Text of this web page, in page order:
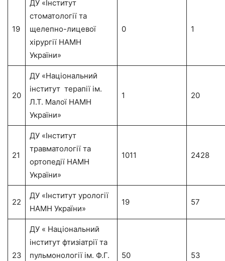
19
ДУ «Інститут
стоматології та
щелепно-лицевої
хірургії НАМН
України»
0 1
20
ДУ «Національний
інститут терапії ім.
Л.Т. Малої НАМН
України»
1 20
21
ДУ «Інститут
травматології та
ортопедії НАМН
України»
1011 2428
22
ДУ «Інститут урології
НАМН України»
19 57
23
ДУ « Національний
інститут фтизіатрії та
пульмонології ім. Ф.Г.
50 53